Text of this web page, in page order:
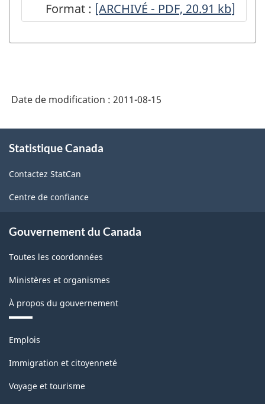
Format : Ciment
mensuel)
cible
-
ARCHIVÉ
[ARCHIVÉ - PDF, 20.91 kb]
Date de modification : 2011-08-15
propos
ce
site
Statistique Canada
Contactez StatCan
Centre de confiance
Gouvernement du Canada
Toutes les coordonnées
Ministères et organismes
À propos du gouvernement
Thèmes
sujets
Emplois
Immigration et citoyenneté
Voyage et tourisme